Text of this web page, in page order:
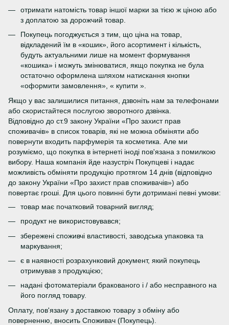
отримати натомість товар іншої марки за тією ж ціною або
з доплатою за дорожчий товар.
Покупець погоджується з тим, що ціна на товар,
відкладений їм в «кошик», його асортимент і кількість,
будуть актуальними лише на момент формування
«кошика» і можуть змінюватися, якщо покупка не була
остаточно оформлена шляхом натискання кнопки
«оформити замовлення», « купити ».
Якщо у вас залишилися питання, дзвоніть нам за телефонами
або скористайтеся послугою зворотного дзвінка.
Відповідно до ст.9 закону України «Про захист прав
споживачів» в список товарів, які не можна обміняти або
повернути входить парфумерія та косметика. Але ми
розуміємо, що покупка в інтернеті іноді пов'язана з помилкою
вибору. Наша компанія йде назустріч Покупцеві і надає
можливість обміняти продукцію протягом 14 днів (відповідно
до закону України «Про захист прав споживачів») або
повертає гроші. Для цього повинні бути дотримані певні умови:
товар має початковий товарний вигляд;
продукт не використовувався;
збережені споживчі властивості, заводська упаковка та
маркування;
є в наявності розрахунковий документ, який покупець
отримував з продукцією;
надані фотоматеріали бракованого і / або несправного на
його погляд товару.
Оплату, пов'язану з доставкою товару з обміну або
поверненню, вносить Споживач (Покупець).